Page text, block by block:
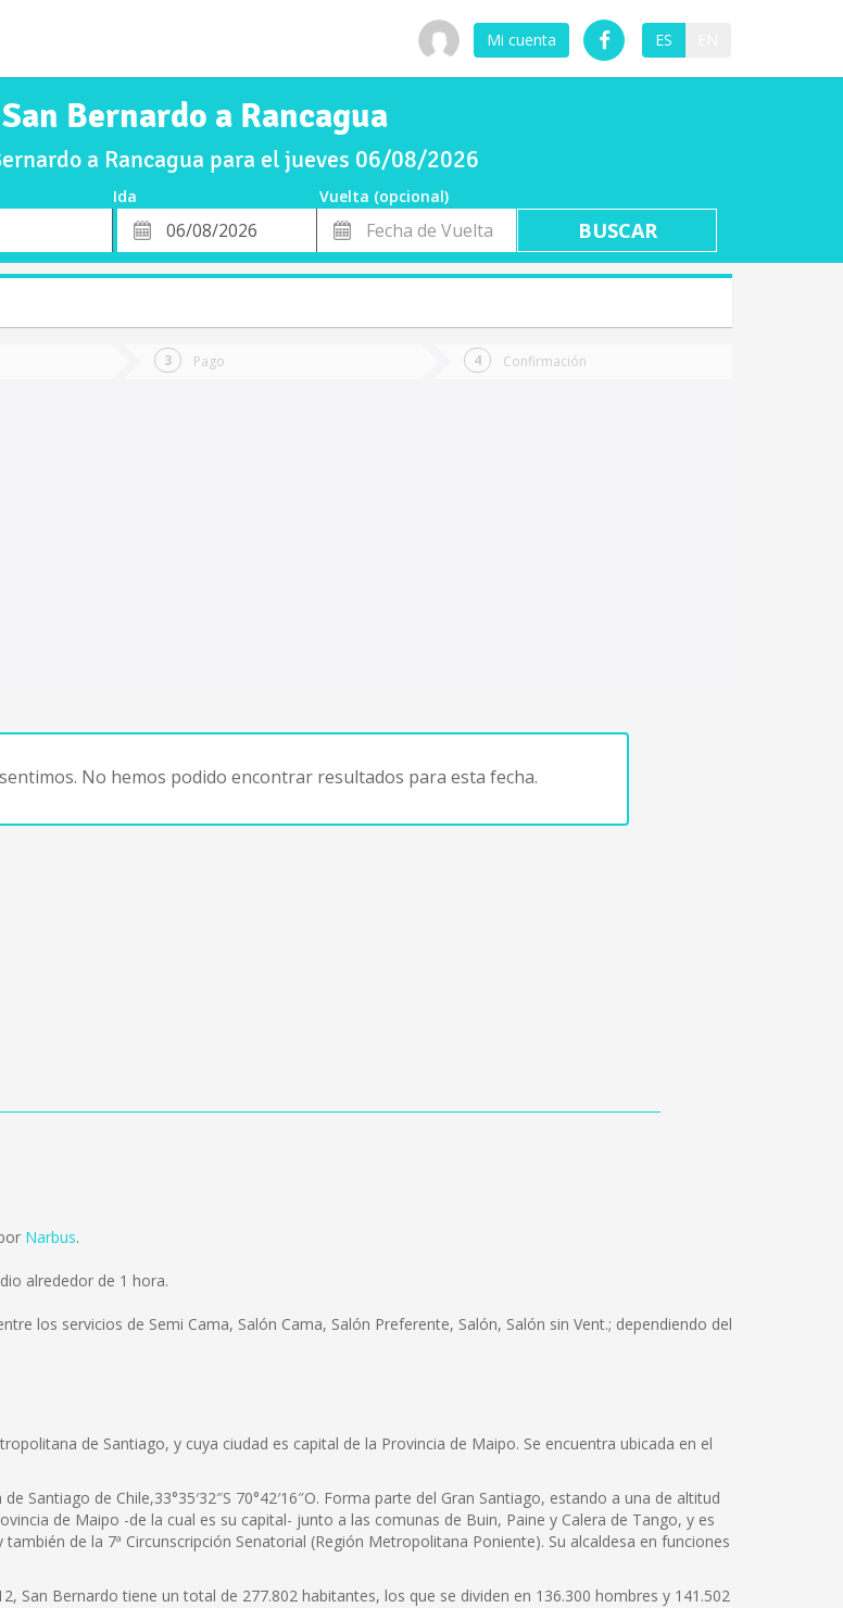
Mi cuenta ES
Bernardo a Rancagua
a Rancagua para el jueves 06/08/2026
Ida
Vuelta (opcional)
Fecha
de
Fecha
de
Vuelta
Pago Confirmación
No hemos podido encontrar resultados para esta fecha.
Narbus.
alrededor de 1 hora.
los servicios de Semi Cama, Salón Cama, Salón Preferente, Salón, Salón sin Vent.; dependiendo del
de Santiago, y cuya ciudad es capital de la Provincia de Maipo. Se encuentra ubicada en el
Santiago de Chile,33°35′32″S 70°42′16″O. Forma parte del Gran Santiago, estando a una de altitud
de Maipo -de la cual es su capital- junto a las comunas de Buin, Paine y Calera de Tango, y es
de la 7ª Circunscripción Senatorial (Región Metropolitana Poniente). Su alcaldesa en funciones
San Bernardo tiene un total de 277.802 habitantes, los que se dividen en 136.300 hombres y 141.502